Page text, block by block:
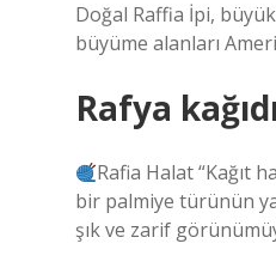
Doğal Raffia İpi,
büyüme alanları
Rafya
Rafia Halat “Kağıt
bir palmiye türünün
şık ve zarif